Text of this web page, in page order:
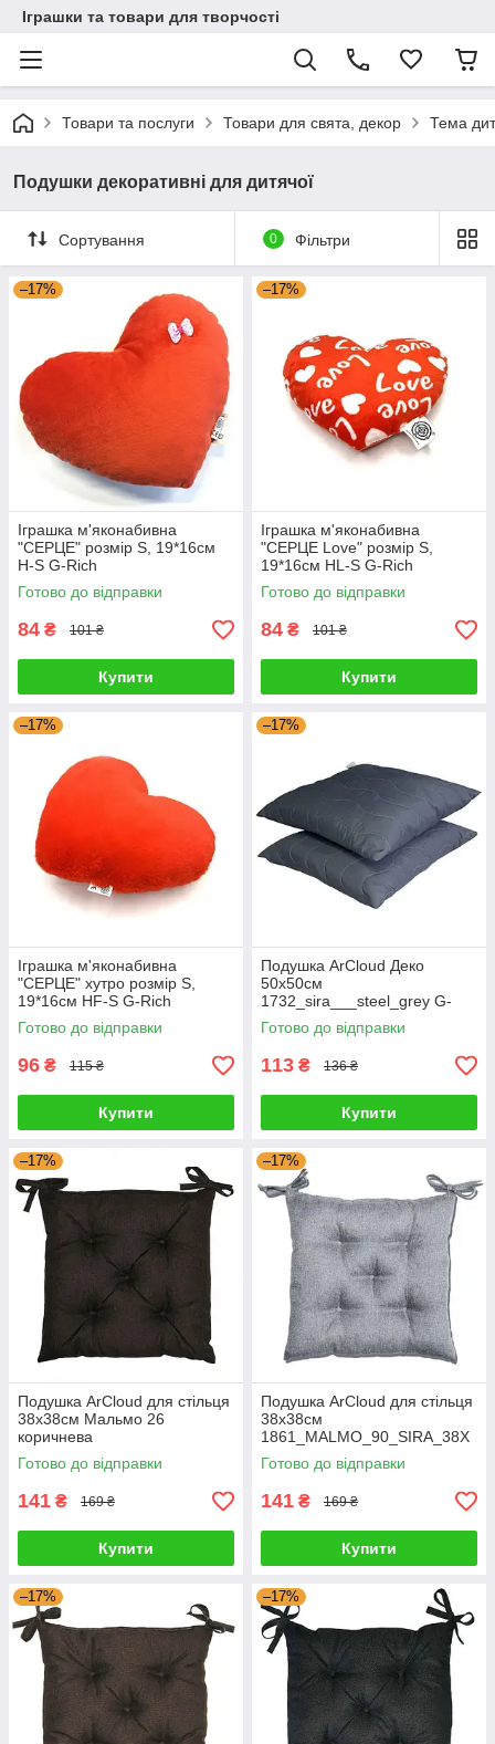
Іграшки та товари для творчості
Товари та послуги Товари для свята, декор Тема
Подушки декоративні для дитячої
Сортування 0 Фільтри
–17%
Іграшка м'яконабивна
"СЕРЦЕ" розмір S, 19*16см
H-S G-Rich
Готово до відправки
84 ₴ 101 ₴
Купити
–17%
Іграшка м'яконабивна
"СЕРЦЕ Love" розмір S,
19*16см HL-S G-Rich
Готово до відправки
84 ₴ 101 ₴
Купити
–17%
Іграшка м'яконабивна
"СЕРЦЕ" хутро розмір S,
19*16см HF-S G-Rich
Готово до відправки
96 ₴ 115 ₴
Купити
–17%
Подушка ArCloud Деко
50х50см
1732_sira___steel_grey G-
Rich
Готово до відправки
113 ₴ 136 ₴
Купити
–17%
Подушка ArCloud для стільця
38x38см Мальмо 26
коричнева
1861_MALMO_26_KORICHN
EVA_38X38 G-Rich
Готово до відправки
141 ₴ 169 ₴
Купити
–17%
Подушка ArCloud для стільця
38x38см
1861_MALMO_90_SIRA_38X
38 G-Rich
Готово до відправки
141 ₴ 169 ₴
Купити
–17% –17%